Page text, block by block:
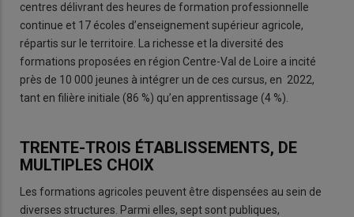
centres délivrant des heures de formation professionnelle
continue et 17 écoles d’enseignement supérieur agricole,
répartis sur le territoire. La richesse et la diversité des
formations proposées en région Centre-Val de Loire a incité
près de 10 000 jeunes à intégrer un de ces cursus, en 2022,
tant en filière initiale (86 %) qu’en apprentissage (4 %).
TRENTE-TROIS ÉTABLISSEMENTS, DE
MULTIPLES CHOIX
Les formations agricoles peuvent être dispensées au sein de
diverses structures. Parmi elles, sept sont publiques,